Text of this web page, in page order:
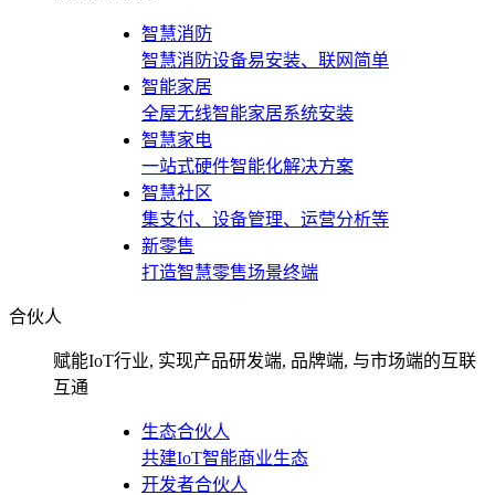
智慧消防
智慧消防设备易安装、联网简单
智能家居
全屋无线智能家居系统安装
智慧家电
一站式硬件智能化解决方案
智慧社区
集支付、设备管理、运营分析等
新零售
打造智慧零售场景终端
合伙人
赋能IoT行业, 实现产品研发端, 品牌端, 与市场端的互联
互通
生态合伙人
共建IoT智能商业生态
开发者合伙人